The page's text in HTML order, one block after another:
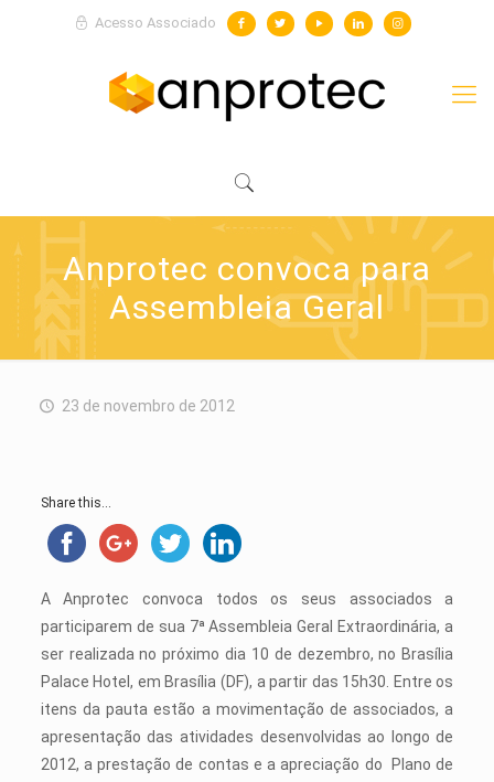
Acesso Associado
Anprotec convoca para
Assembleia Geral
23 de novembro de 2012
Share this...
A Anprotec convoca todos os seus associados a
participarem de sua 7ª Assembleia Geral Extraordinária, a
ser realizada no próximo dia 10 de dezembro, no Brasília
Palace Hotel, em Brasília (DF), a partir das 15h30. Entre os
itens da pauta estão a movimentação de associados, a
apresentação das atividades desenvolvidas ao longo de
2012, a prestação de contas e a apreciação do Plano de